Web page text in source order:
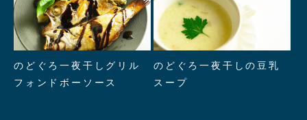
" alt="のどぐろ一夜干しグリル
のどぐろ一夜干しグリル
フォンドボーソース
" alt="のどぐろ一夜干しの豆乳
スープ"/>
のどぐろ一夜干しの豆乳
スープ